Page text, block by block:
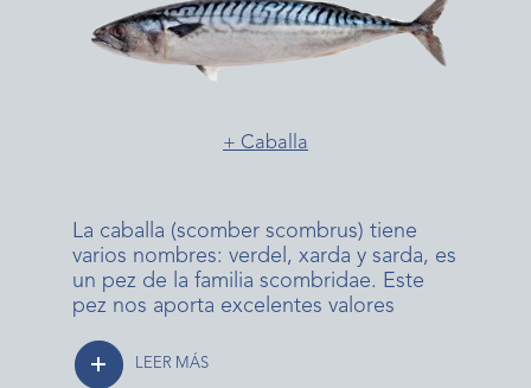
+ Caballa
La caballa (scomber scombrus) tiene
varios nombres: verdel, xarda y sarda, es
un pez de la familia scombridae. Este
pez nos aporta excelentes valores
LEER MÁS